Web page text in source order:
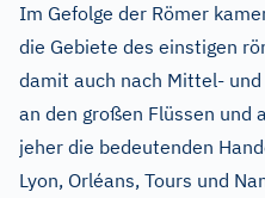
Im Gefolge der Römer
die Gebiete des einstigen
damit auch nach Mittel-
an den großen Flüssen und
jeher die bedeutenden
Lyon, Orléans, Tours und